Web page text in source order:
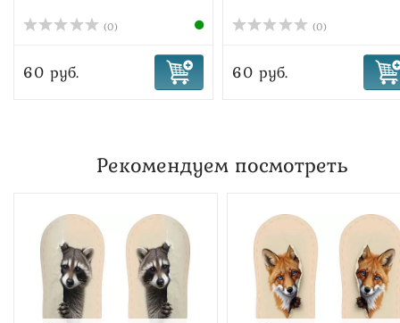
(0)
60 руб.
(0)
60 руб.
Рекомендуем посмотреть